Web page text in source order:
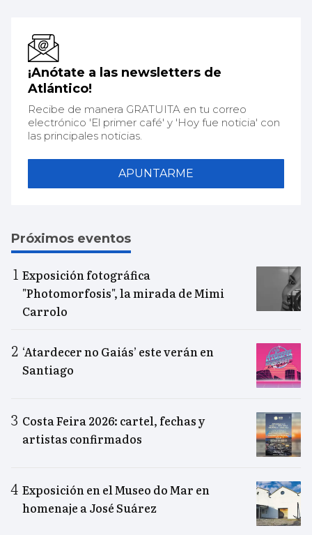
¡Anótate a las newsletters de
Atlántico!
Recibe de manera GRATUITA en tu correo
electrónico 'El primer café' y 'Hoy fue noticia' con
las principales noticias.
APUNTARME
Próximos eventos
Exposición fotográfica
"Photomorfosis", la mirada de Mimi
Carrolo
‘Atardecer no Gaiás’ este verán en
Santiago
Costa Feira 2026: cartel, fechas y
artistas confirmados
Exposición en el Museo do Mar en
homenaje a José Suárez